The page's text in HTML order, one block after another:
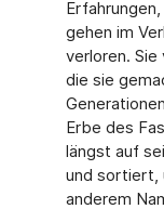
gehen im
verloren.
die sie
Erbe des
längst auf
und sortiert,
anderem